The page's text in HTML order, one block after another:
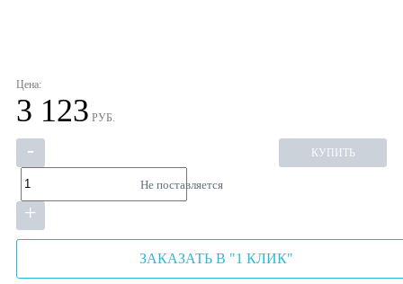
Цена:
3 123 РУБ.
-
+
КУПИТЬ
Не поставляется
ЗАКАЗАТЬ В "1 КЛИК"